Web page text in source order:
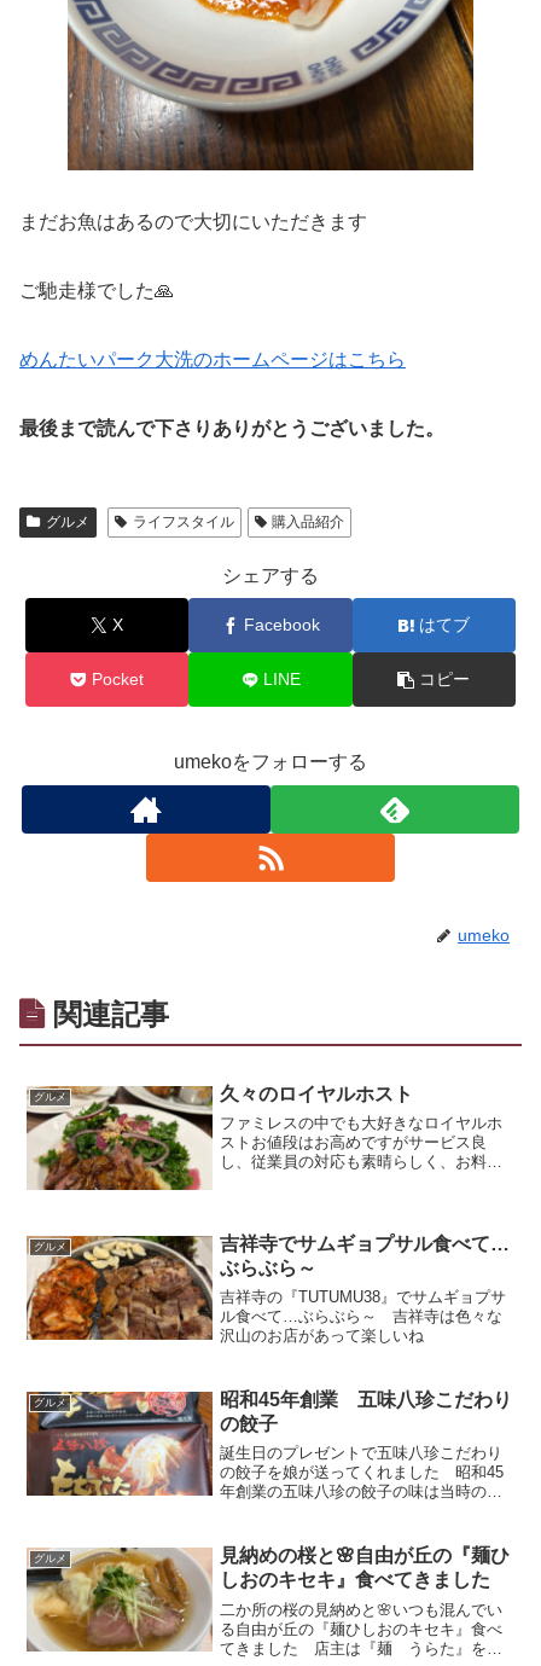
まだお魚はあるので大切にいただきます
ご馳走様でした🙏
めんたいパーク大洗のホームページはこちら
最後まで読んで下さりありがとうございました。
グルメ ライフスタイル 購入品紹介
シェアする
X Facebook はてブ
Pocket LINE コピー
umekoをフォローする
umeko
関連記事
グルメ 久々のロイヤルホスト
ファミレスの中でも大好きなロイヤルホ
ストお値段はお高めですがサービス良
し、従業員の対応も素晴らしく、お料理
グルメ
吉祥寺でサムギョプサル食べて…
ぶらぶら～
吉祥寺の『TUTUMU38』でサムギョプサ
ル食べて…ぶらぶら～ 吉祥寺は色々な
沢山のお店があって楽しいね
グルメ
昭和45年創業 五味八珍こだわり
の餃子
誕生日のプレゼントで五味八珍こだわり
の餃子を娘が送ってくれました 昭和45
年創業の五味八珍の餃子の味は当時のま
グルメ
見納めの桜と🌸自由が丘の『麺ひ
しおのキセキ』食べてきました
二か所の桜の見納めと🌸いつも混んでい
る自由が丘の『麺ひしおのキセキ』食べ
てきました 店主は『麺 うらた』を手